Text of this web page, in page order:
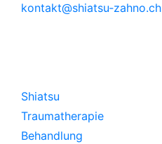
kontakt@shiatsu‑zahno.ch
Shiatsu
Traumatherapie
Behandlung